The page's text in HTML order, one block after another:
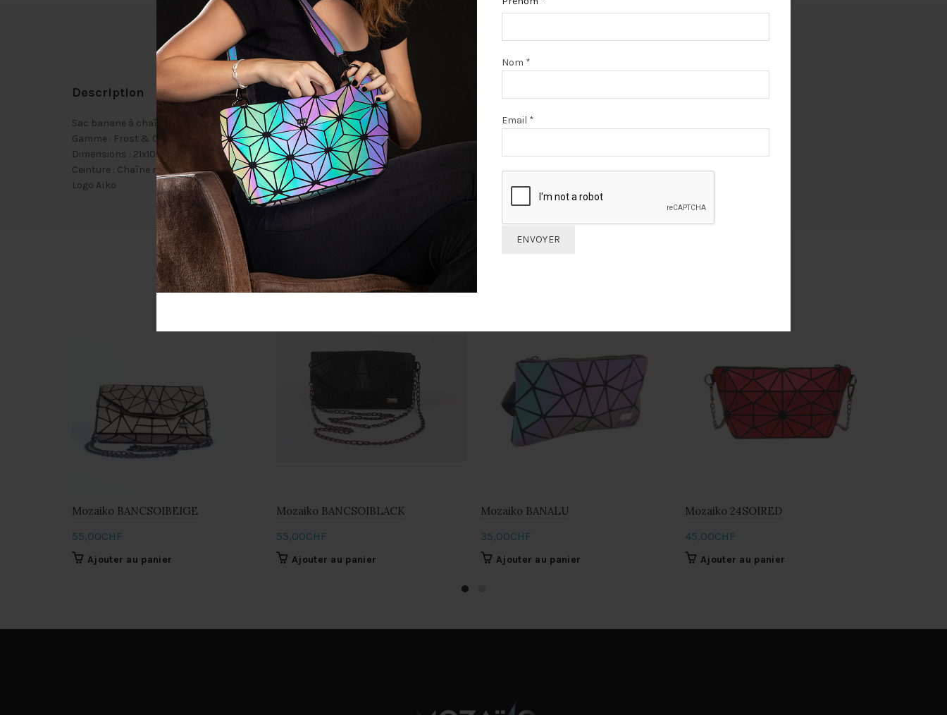
Nom *
Email *
Description Informations complémentaires Livraison
Description
Sac banane à chaîne pour une silhouette affinée, pailleté juste comme il faut !
Gamme : Frost & Couleur SHINY
Dimensions : 21x10cms
Ceinture : Chaîne réglable
Logo Aïko
Mozaiko BANCSOIBEIGE
55,00CHF
Ajouter au panier
Mozaiko BANCSOIBLACK
55,00CHF
Ajouter au panier
Mozaiko BANALU
35,00CHF
Ajouter au panier
Mozaiko 24SOIRED
45,00CHF
Ajouter au panier